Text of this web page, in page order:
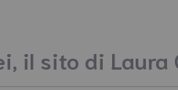
il sito di Laura